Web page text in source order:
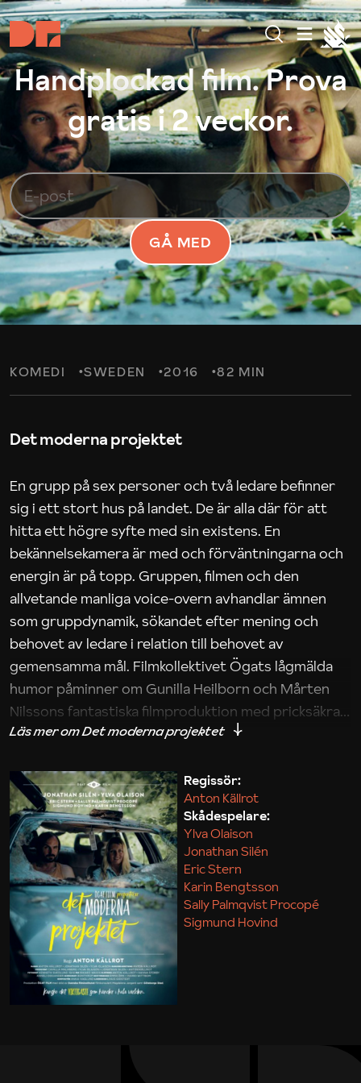
Handplockad film. Prova
gratis i 2 veckor.
GÅ MED
KOMEDI SWEDEN 2016 82 MIN
Det moderna projektet
En grupp på sex personer och två ledare befinner
sig i ett stort hus på landet. De är alla där för att
hitta ett högre syfte med sin existens. En
bekännelsekamera är med och förväntningarna och
energin är på topp. Gruppen, filmen och den
allvetande manliga voice-overn avhandlar ämnen
som gruppdynamik, sökandet efter mening och
behovet av ledare i relation till behovet av
gemensamma mål. Filmkollektivet Ögats lågmälda
humor påminner om Gunilla Heilborn och Mårten
Nilssons fantastiska filmproduktion med pricksäkra
iakttagelser om hur svårt det kan vara att omsätta
Maja Kekonius
Regissör:
Anton Källrot
Skådespelare:
Ylva Olaison
Jonathan Silén
Eric Stern
Karin Bengtsson
Sally Palmqvist Procopé
Sigmund Hovind